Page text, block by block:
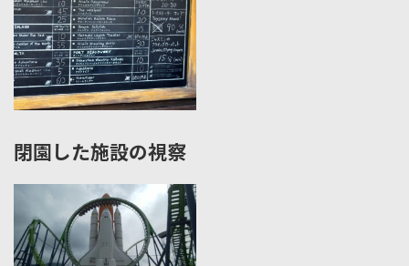
閉園した施設の視察